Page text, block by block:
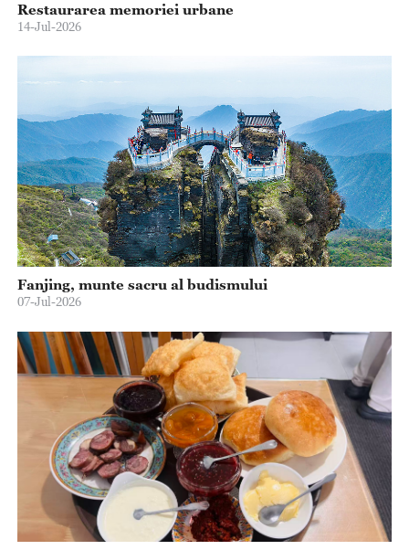
Restaurarea memoriei urbane
14-Jul-2026
Fanjing, munte sacru al budismului
07-Jul-2026